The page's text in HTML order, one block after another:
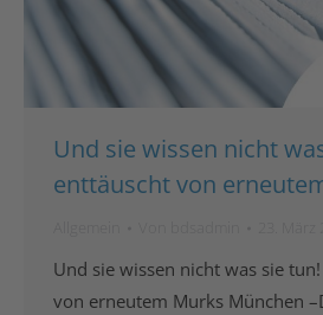
Und sie wissen nicht
enttäuscht von
Und sie wissen nicht was sie
von erneutem Murks München